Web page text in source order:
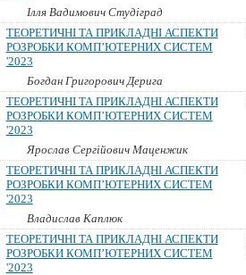
Ілля Вадимович Студіград
ТЕОРЕТИЧНІ ТА ПРИКЛАДНІ АСПЕКТИ
РОЗРОБКИ КОМП’ЮТЕРНИХ СИСТЕМ
'2023
Богдан Григорович Дерига
ТЕОРЕТИЧНІ ТА ПРИКЛАДНІ АСПЕКТИ
РОЗРОБКИ КОМП’ЮТЕРНИХ СИСТЕМ
'2023
Ярослав Сергійович Маценжик
ТЕОРЕТИЧНІ ТА ПРИКЛАДНІ АСПЕКТИ
РОЗРОБКИ КОМП’ЮТЕРНИХ СИСТЕМ
'2023
Владислав Каплюк
ТЕОРЕТИЧНІ ТА ПРИКЛАДНІ АСПЕКТИ
РОЗРОБКИ КОМП’ЮТЕРНИХ СИСТЕМ
'2023